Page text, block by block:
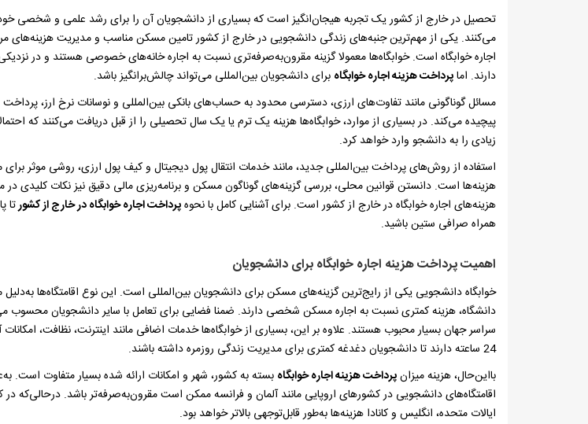
تحصیل در خارج از کشور یک تجربه هیجان‌انگیز است که بسیاری از دانشجویان آن را برای رشد علمی و شخصی
می‌کنند. یکی از مهم‌ترین جنبه‌های زندگی دانشجویی در خارج از کشور تامین مسکن مناسب و مدیریت هزینه‌های
اجاره خوابگاه است. خوابگاه‌ها معمولا گزینه مقرون‌به‌صرفه‌تری نسبت به اجاره خانه‌های خصوصی هستند و در نزدیکی
دارند. اماپرداخت هزینه اجاره خوابگاه برای دانشجویان بین‌المللی می‌تواند چالش‌برانگیز باشد.
مسائل گوناگونی مانند تفاوت‌های ارزی، دسترسی محدود به حساب‌های بانکی بین‌المللی و نوسانات نرخ ارز، پرداخت
پیچیده می‌کند. در بسیاری از موارد، خوابگاه‌ها هزینه یک ترم یا یک سال تحصیلی را از قبل دریافت می‌کنند که
زیادی را به دانشجو وارد خواهد کرد.
استفاده از روش‌های پرداخت بین‌المللی جدید، مانند خدمات انتقال پول دیجیتال و کیف پول ارزی، روشی موثر
هزینه‌ها است. دانستن قوانین محلی، بررسی گزینه‌های گوناگون مسکن و برنامه‌ریزی مالی دقیق نیز نکات کلیدی در
هزینه‌های اجاره خوابگاه در خارج از کشور است. برای آشنایی کامل با نحوهپرداخت اجاره خوابگاه در خارج از کشورتا
همراه صرافی ستین باشید.
اهمیت پرداخت هزینه اجاره خوابگاه برای دانشجویان
خوابگاه دانشجویی یکی از رایج‌ترین گزینه‌های مسکن برای دانشجویان بین‌المللی است. این نوع اقامتگاه‌ها به‌دلیل
دانشگاه، هزینه کمتری نسبت به اجاره مسکن شخصی دارند. ضمنا فضایی برای تعامل با سایر دانشجویان محسوب
سراسر جهان بسیار محبوب هستند. علاوه بر این، بسیاری از خوابگاه‌ها خدمات اضافی مانند اینترنت، نظافت،
24 ساعته دارند تا دانشجویان دغدغه کمتری برای مدیریت زندگی روزمره داشته باشند.
بااین‌حال، هزینه میزانپرداخت هزینه اجاره خوابگاه بسته به کشور، شهر و امکانات ارائه شده بسیار متفاوت است.
اقامتگاه‌های دانشجویی در کشورهای اروپایی مانند آلمان و فرانسه ممکن است مقرون‌به‌صرفه‌تر باشد. درحالی‌که در
ایالات متحده، انگلیس و کانادا هزینه‌ها به‌طور قابل‌توجهی بالاتر خواهد بود.